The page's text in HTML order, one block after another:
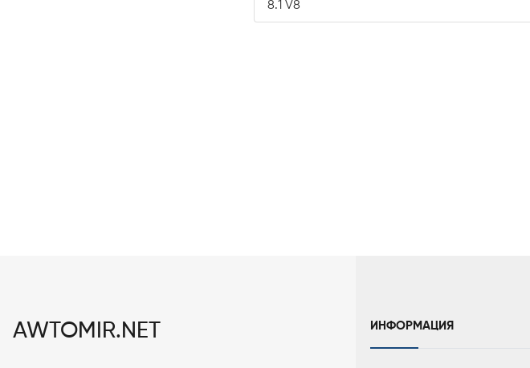
8.1 V8
AWTOMIR.NET ИНФОРМАЦИЯ